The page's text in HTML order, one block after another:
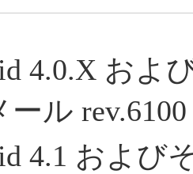
4.0.X およ
ール
4.1 および